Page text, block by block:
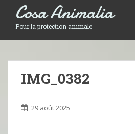
Cosa Animalia
Pour la protection animale
IMG_0382
29 août 2025